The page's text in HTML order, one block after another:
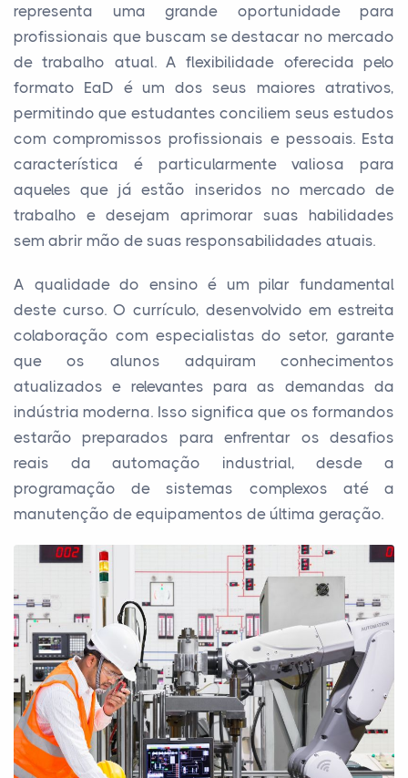
representa uma grande oportunidade para
profissionais que buscam se destacar no mercado
de trabalho atual. A flexibilidade oferecida pelo
formato EaD é um dos seus maiores atrativos,
permitindo que estudantes conciliem seus estudos
com compromissos profissionais e pessoais. Esta
característica é particularmente valiosa para
aqueles que já estão inseridos no mercado de
trabalho e desejam aprimorar suas habilidades
sem abrir mão de suas responsabilidades atuais.
A qualidade do ensino é um pilar fundamental
deste curso. O currículo, desenvolvido em estreita
colaboração com especialistas do setor, garante
que os alunos adquiram conhecimentos
atualizados e relevantes para as demandas da
indústria moderna. Isso significa que os formandos
estarão preparados para enfrentar os desafios
reais da automação industrial, desde a
programação de sistemas complexos até a
manutenção de equipamentos de última geração.